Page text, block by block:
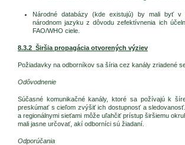
Národné databázy (kde existujú) by mali byť v
národnom jazyku z dôvodu zefektívnenia ich
FAO/WHO ciele.
8.3.2 Širšia propagácia otvorených výziev
Požiadavky na odborníkov sa šíria cez kanály zriadené
Odôvodnenie
Súčasné komunikačné kanály, ktoré sa požívajú k
preskúmať s cieľom zvýšiť ich dostupnosť a
a regionálnymi sieťami môže uľahčiť prístup širšiemu
mali jasne určovať, akí odborníci sú žiadaní.
Odporúčania